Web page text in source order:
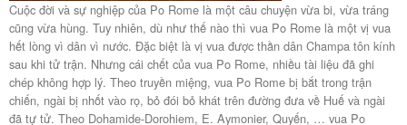
Cuộc đời và sự nghiệp của Po Rome là một câu chuyện vừa bi, vừa tráng
cũng vừa hùng. Tuy nhiên, dù như thế nào thì vua Po Rome là một vị vua
hết lòng vì dân vì nước. Đặc biệt là vị vua được thần dân Champa tôn kính
sau khi tử trận. Nhưng cái chết của vua Po Rome, nhiều tài liệu đã ghi
chép không hợp lý. Theo truyền miệng, vua Po Rome bị bắt trong trận
chiến, ngài bị nhốt vào rọ, bỏ đói bỏ khát trên đường đưa về Huế và ngài
đã tự tử. Theo Dohamide-Dorohiem, E. Aymonier, Quyến, … vua Po